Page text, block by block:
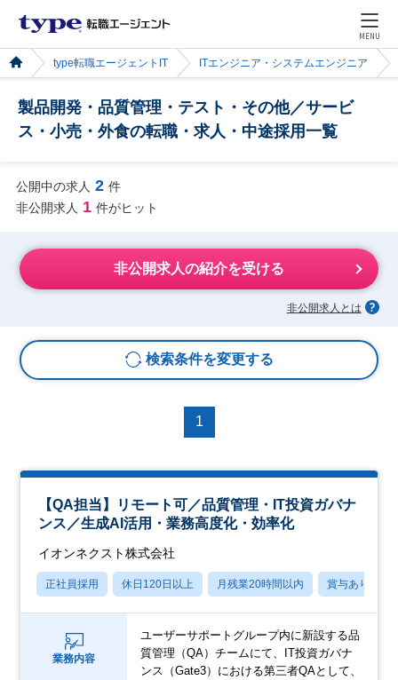
MENU
type転職エージェントIT ITエンジニア・システムエンジニア
製品開発・品質管理・テスト・その他／サービ
ス・小売・外食の転職・求人・中途採用一覧
公開中の求人 2 件
非公開求人 1 件がヒット
非公開求人の紹介を受ける
非公開求人とは
検索条件を変更する
1
【QA担当】リモート可／品質管理・IT投資ガバナ
ンス／生成AI活用・業務高度化・効率化
イオンネクスト株式会社
正社員採用 休日120日以上 月残業20時間以内 賞与あり
業務内容
ユーザーサポートグループ内に新設する品
質管理（QA）チームにて、IT投資ガバナ
ンス（Gate3）における第三者QAとして、